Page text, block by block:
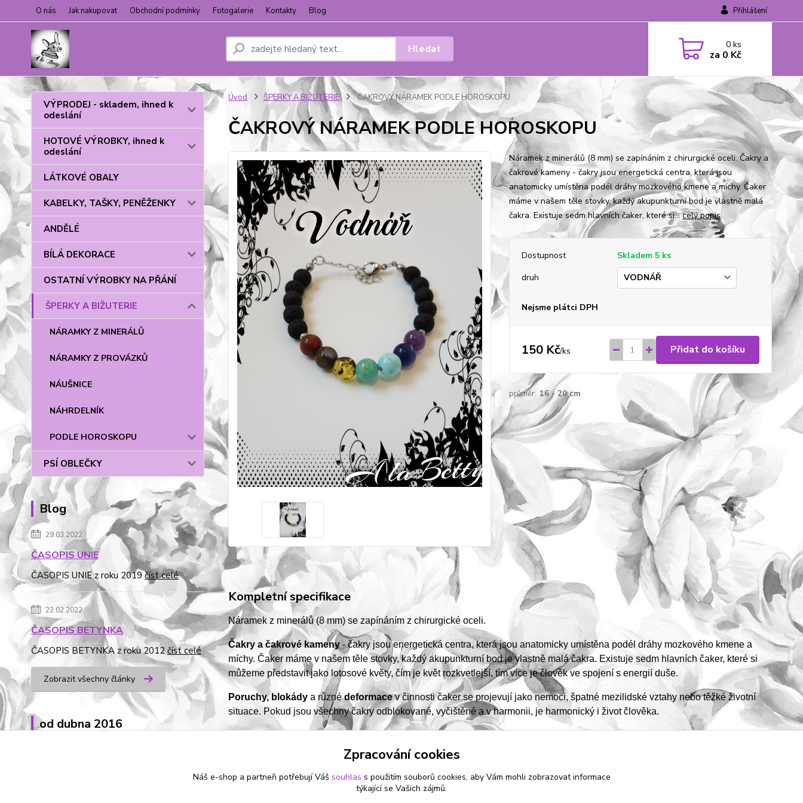
O nás Jak nakupovat Obchodní podmínky Fotogalerie Kontakty Blog Přihlášení
Hledat 0ks
za 0 Kč
VÝPRODEJ - skladem, ihned k
odeslání
HOTOVÉ VÝROBKY, ihned k
odeslání
LÁTKOVÉ OBALY
KABELKY, TAŠKY, PENĚŽENKY
ANDĚLÉ
BÍLÁ DEKORACE
OSTATNÍ VÝROBKY NA PŘÁNÍ
ŠPERKY A BIŽUTERIE
NÁRAMKY Z MINERÁLŮ
NÁRAMKY Z PROVÁZKŮ
NÁUŠNICE
NÁHRDELNÍK
PODLE HOROSKOPU
PSÍ OBLEČKY
Blog
29.03.2022
ČASOPIS UNIE
ČASOPIS UNIE z roku 2019 číst celé
22.02.2022
ČASOPIS BETYNKA
ČASOPIS BETYNKA z roku 2012číst celé
Zobrazit všechny články
od dubna 2016
Úvod ŠPERKY A BIŽUTERIE ČAKROVÝ NÁRAMEK PODLE HOROSKOPU
ČAKROVÝ NÁRAMEK PODLE HOROSKOPU
Náramek z minerálů (8 mm) se zapínáním z chirurgické oceli. Čakry a
čakrové kameny - čakry jsou energetická centra, která jsou
anatomicky umístěna podél dráhy mozkového kmene a míchy. Čaker
máme v našem těle stovky, každý akupunkturní bod je vlastně malá
čakra. Existuje sedm hlavních čaker, které si...celý popis
Dostupnost
Skladem 5 ks
druh
Nejsme plátci DPH
150 Kč/ks Přidat do košíku
průměr: 16 - 20 cm
Kompletní specifikace
Náramek z minerálů (8 mm) se zapínáním z chirurgické oceli.
Čakry a čakrové kameny- čakry jsou energetická centra, která jsou anatomicky umístěna podél dráhy mozkového kmene a
míchy. Čaker máme v našem těle stovky, každý akupunkturní bod je vlastně malá čakra. Existuje sedm hlavních čaker, které si
můžeme představit jako lotosové květy, čím je květ rozkvetlejší, tím více je člověk ve spojení s energií duše.
Poruchy, blokádya různédeformacev činnosti čaker se projevují jako nemoci, špatné mezilidské vztahy nebo těžké životní
situace. Pokud jsou všechny čakry odblokované, vyčištěné a v harmonii, je harmonický i život člověka.
Zboží zařazeno v kategoriích
Zpracování cookies
Náš e-shop a partneři potřebují Váš souhlas s použitím souborů cookies, aby Vám mohli zobrazovat informace
týkající se Vašich zájmů.